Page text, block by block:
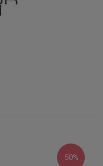
50%